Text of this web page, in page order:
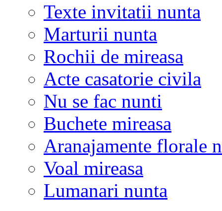
Texte invitatii nunta
Marturii nunta
Rochii de mireasa
Acte casatorie civila
Nu se fac nunti
Buchete mireasa
Aranajamente florale
Voal mireasa
Lumanari nunta